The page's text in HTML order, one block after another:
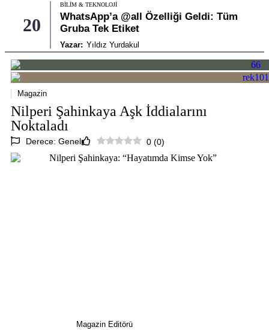
20
BILIM & TEKNOLOJI
WhatsApp’a @all Özelliği Geldi: Tüm
Gruba Tek Etiket
Yazar: Yıldız Yurdakul
Magazin
Nilperi Şahinkaya Aşk İddialarını
Noktaladı
Derece: Genel 0 (0)
Magazin Editörü